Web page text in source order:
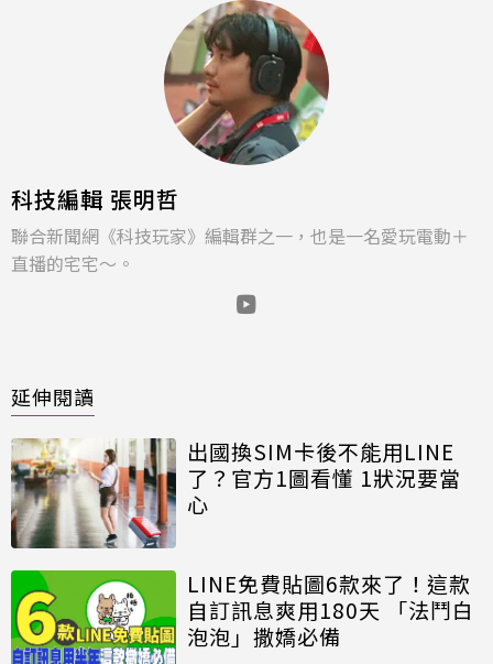
科技編輯 張明哲
聯合新聞網《科技玩家》編輯群之一，也是一名愛玩電動＋
直播的宅宅～。
延伸閱讀
出國換SIM卡後不能用LINE
了？官方1圖看懂 1狀況要當
心
LINE免費貼圖6款來了！這款
自訂訊息爽用180天 「法鬥白
泡泡」撒嬌必備